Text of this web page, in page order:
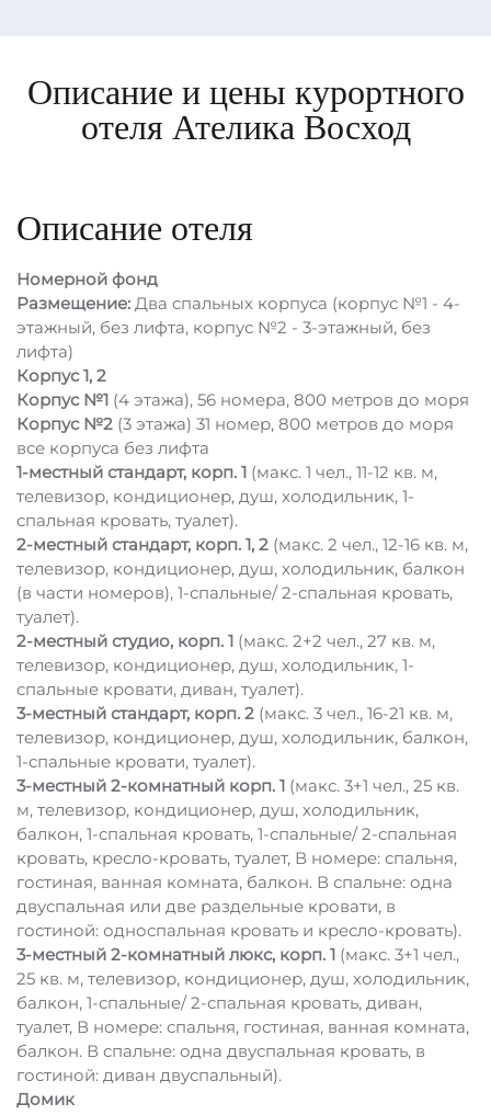
Описание и цены курортного
отеля Ателика Восход
Описание отеля
Номерной фонд
Размещение: Два спальных корпуса (корпус №1 - 4-
этажный, без лифта, корпус №2 - 3-этажный, без
лифта)
Корпус 1, 2
Корпус №1 (4 этажа), 56 номера, 800 метров до моря
Корпус №2 (3 этажа) 31 номер, 800 метров до моря
все корпуса без лифта
1-местный стандарт, корп. 1 (макс. 1 чел., 11-12 кв. м,
телевизор, кондиционер, душ, холодильник, 1-
спальная кровать, туалет).
2-местный стандарт, корп. 1, 2 (макс. 2 чел., 12-16 кв. м,
телевизор, кондиционер, душ, холодильник, балкон
(в части номеров), 1-спальные/ 2-спальная кровать,
туалет).
2-местный студио, корп. 1 (макс. 2+2 чел., 27 кв. м,
телевизор, кондиционер, душ, холодильник, 1-
спальные кровати, диван, туалет).
3-местный стандарт, корп. 2 (макс. 3 чел., 16-21 кв. м,
телевизор, кондиционер, душ, холодильник, балкон,
1-спальные кровати, туалет).
3-местный 2-комнатный корп. 1 (макс. 3+1 чел., 25 кв.
м, телевизор, кондиционер, душ, холодильник,
балкон, 1-спальная кровать, 1-спальные/ 2-спальная
кровать, кресло-кровать, туалет, В номере: спальня,
гостиная, ванная комната, балкон. В спальне: одна
двуспальная или две раздельные кровати, в
гостиной: односпальная кровать и кресло-кровать).
3-местный 2-комнатный люкс, корп. 1 (макс. 3+1 чел.,
25 кв. м, телевизор, кондиционер, душ, холодильник,
балкон, 1-спальные/ 2-спальная кровать, диван,
туалет, В номере: спальня, гостиная, ванная комната,
балкон. В спальне: одна двуспальная кровать, в
гостиной: диван двуспальный).
Домик